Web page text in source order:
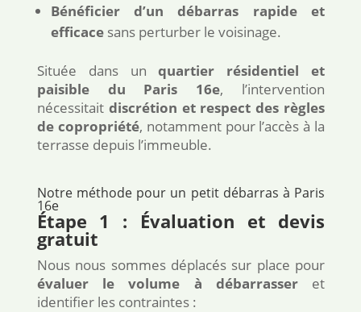
Bénéficier d’un débarras rapide et
efficacesans perturber le voisinage.
Située dans unquartier résidentiel et
paisible du Paris 16e, l’intervention
nécessitait discrétion et respect des règles
de copropriété, notamment pour l’accès à la
terrasse depuis l’immeuble.
Notre méthode pour un petit débarras à Paris
16e
Étape 1 : Évaluation et devis
gratuit
Nous nous sommes déplacés sur place pour
évaluer le volume à débarrasseret
identifier les contraintes :